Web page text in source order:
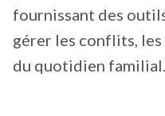
fournissant des
gérer les conflits,
du quotidien familial.